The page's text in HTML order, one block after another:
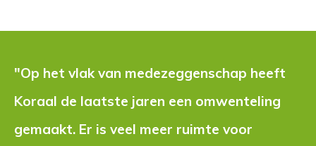
"Op het vlak van medezeggenschap heeft
Koraal de laatste jaren een omwenteling
gemaakt. Er is veel meer ruimte voor